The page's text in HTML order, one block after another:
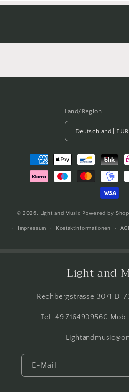
Land/Region
Zahlungsmethoden
© 2026, Light and Music Powered by
Impressum Kontaktinformationen
Light and
Rechbergstrasse 30/1 D-
Tel. 49 7164909560 Mob.
E-Mail